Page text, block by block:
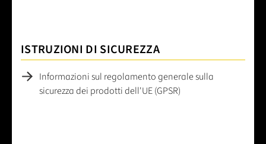
ISTRUZIONI DI SICUREZZA
Informazioni sul regolamento generale sulla
sicurezza dei prodotti dell'UE (GPSR)